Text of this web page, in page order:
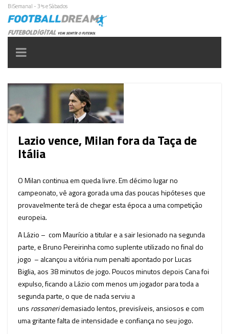
BiSemanal - 3ªs e Sábados
Toggle
navigation
Lazio vence, Milan fora da Taça de
Itália
O Milan continua em queda livre. Em décimo lugar no
campeonato, vê agora gorada uma das poucas hipóteses que
provavelmente terá de chegar esta época a uma competição
europeia.
A Lázio – com Maurício a titular e a sair lesionado na segunda
parte, e Bruno Pereirinha como suplente utilizado no final do
jogo – alcançou a vitória num penalti apontado por Lucas
Biglia, aos 38 minutos de jogo. Poucos minutos depois Cana foi
expulso, ficando a Lázio com menos um jogador para toda a
segunda parte, o que de nada serviu a
uns rossoneridemasiado lentos, previsíveis, ansiosos e com
uma gritante falta de intensidade e confiança no seu jogo.